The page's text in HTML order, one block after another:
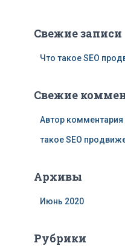
:Свежие записи
Что такое SEO
Свежие
Автор комментария
такое SEO
Архивы
Июнь 2020
Рубрики